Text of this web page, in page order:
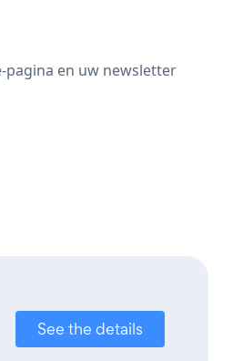
pagina en uw newsletter
See the details